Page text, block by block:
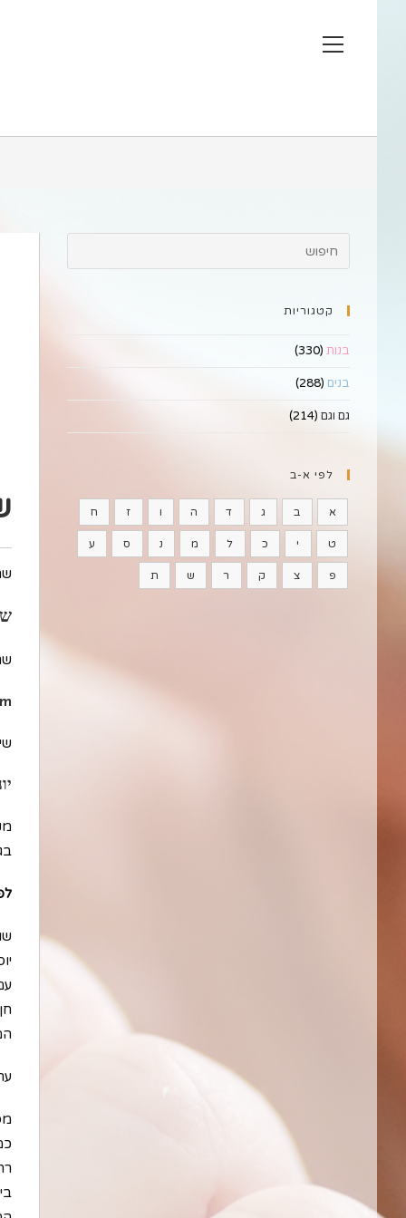
View
קטגוריות
בנות (330)
בנים (288)
גם וגם (214)
לפי א-ב
א ב ג ד ה ו ז ח
ט י כ ל מ נ ס ע
פ צ ק ר ש ת